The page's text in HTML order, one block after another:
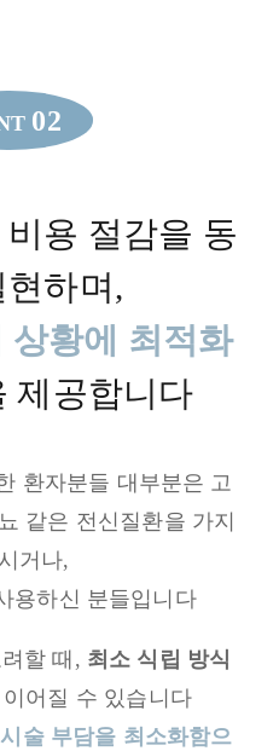
02
용 절감을 동
하며,
상황에 최적화
제공합니다
환자분들 대부분은 고
같은 전신질환을 가지
거나,
용하신 분들입니다
할 때, 최소 식립 방식
어질 수 있습니다
술 부담을 최소화함으